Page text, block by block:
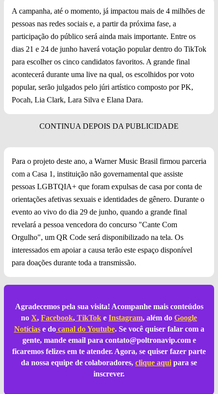
A campanha, até o momento, já impactou mais de 4 milhões de
pessoas nas redes sociais e, a partir da próxima fase, a
participação do público será ainda mais importante. Entre os
dias 21 e 24 de junho haverá votação popular dentro do TikTok
para escolher os cinco candidatos favoritos. A grande final
acontecerá durante uma live na qual, os escolhidos por voto
popular, serão julgados pelo júri artístico composto por PK,
Pocah, Lia Clark, Lara Silva e Elana Dara.
Para o projeto deste ano, a Warner Music Brasil firmou parceria
com a Casa 1, instituição não governamental que assiste
pessoas LGBTQIA+ que foram expulsas de casa por conta de
orientações afetivas sexuais e identidades de gênero. Durante o
evento ao vivo do dia 29 de junho, quando a grande final
revelará a pessoa vencedora do concurso "Cante Com
Orgulho", um QR Code será disponibilizado na tela. Os
interessados em apoiar a causa terão este espaço disponível
para doações durante toda a transmissão.
Agradecemos pela sua visita! Acompanhe mais conteúdos
no X, Facebook, TikTok e Instagram, além do Google
Notíciase docanal do Youtube. Se você quiser falar com a
gente, mande email para contato@poltronavip.come
ficaremos felizes em te atender. Agora, se quiser fazer parte
da nossa equipe de colaboradores, clique aqui para se
inscrever.